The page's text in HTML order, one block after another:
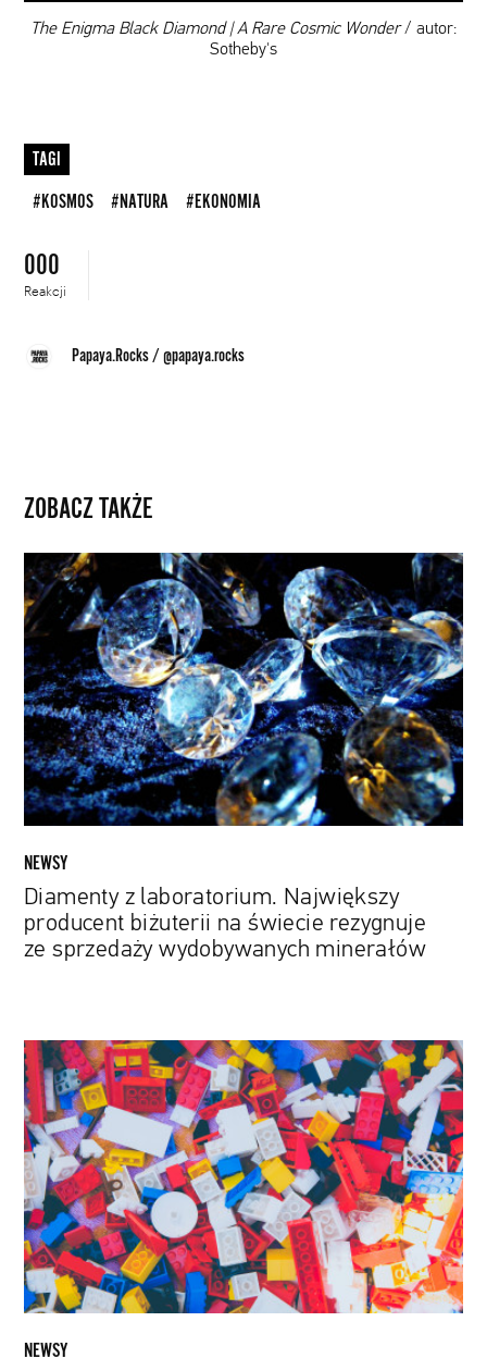
00:00
The Enigma Black Diamond | A Rare Cosmic Wonder/ autor:
Sotheby's
TAGI
#KOSMOS #NATURA #EKONOMIA
000
Reakcji
Papaya.Rocks/ @papaya.rocks
ZOBACZ TAKŻE
Diamenty
z
laboratorium.
Największy
producent
biżuterii
na
świecie
rezygnuje
ze
sprzedaży
wydobywanych
NEWSY
Diamenty z laboratorium. Największy
producent biżuterii na świecie rezygnuje
ze sprzedaży wydobywanych minerałów
Rosyjscy
ekonomiści
wykazali,
że
lepiej
inwestować
w
klocki
LEGO
niż
w
akcje,
NEWSY